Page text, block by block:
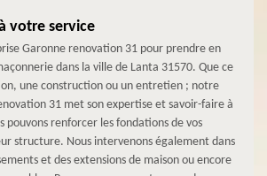
votre service
Garonne renovation 31 pour prendre en
dans la ville de Lanta 31570. Que ce
une construction ou un entretien ; notre
31 met son expertise et savoir-faire à
pouvons renforcer les fondations de vos
structure. Nous intervenons également dans
et des extensions de maison ou encore